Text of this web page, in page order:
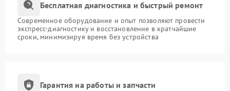
Бесплатная диагностика и быстрый ремонт
Современное оборудование и опыт позволяют провести
экспресс-диагностику и восстановление в кратчайшие
сроки, минимизируя время без устройства
Гарантия на работы и запчасти